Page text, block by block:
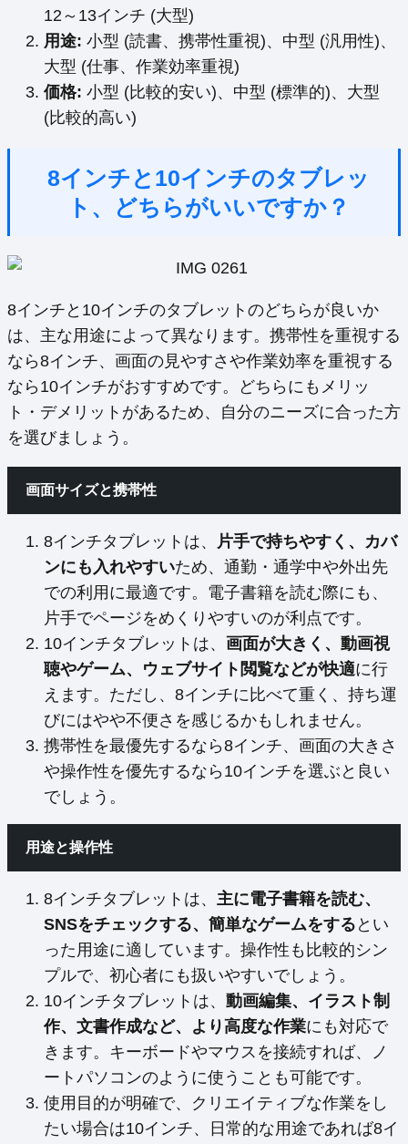
12～13インチ (大型)
用途: 小型 (読書、携帯性重視)、中型 (汎用性)、
大型 (仕事、作業効率重視)
価格: 小型 (比較的安い)、中型 (標準的)、大型
(比較的高い)
8インチと10インチのタブレッ
ト、どちらがいいですか？
8インチと10インチのタブレットのどちらが良いか
は、主な用途によって異なります。携帯性を重視する
なら8インチ、画面の見やすさや作業効率を重視する
なら10インチがおすすめです。どちらにもメリッ
ト・デメリットがあるため、自分のニーズに合った方
を選びましょう。
画面サイズと携帯性
8インチタブレットは、 片手で持ちやすく、カバ
ンにも入れやすいため、通勤・通学中や外出先
での利用に最適です。電子書籍を読む際にも、
片手でページをめくりやすいのが利点です。
10インチタブレットは、 画面が大きく、動画視
聴やゲーム、ウェブサイト閲覧などが快適に行
えます。ただし、8インチに比べて重く、持ち運
びにはやや不便さを感じるかもしれません。
携帯性を最優先するなら8インチ、画面の大きさ
や操作性を優先するなら10インチを選ぶと良い
でしょう。
用途と操作性
8インチタブレットは、 主に電子書籍を読む、
SNSをチェックする、簡単なゲームをする とい
った用途に適しています。操作性も比較的シン
プルで、初心者にも扱いやすいでしょう。
10インチタブレットは、 動画編集、イラスト制
作、文書作成など、より高度な作業にも対応で
きます。キーボードやマウスを接続すれば、ノ
ートパソコンのように使うことも可能です。
使用目的が明確で、クリエイティブな作業をし
たい場合は10インチ、日常的な用途であれば8イ